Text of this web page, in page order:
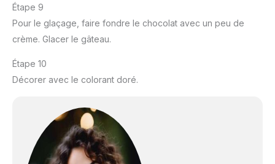
Étape 9
Pour le glaçage, faire fondre le chocolat avec un peu de
crème. Glacer le gâteau.
Étape 10
Décorer avec le colorant doré.